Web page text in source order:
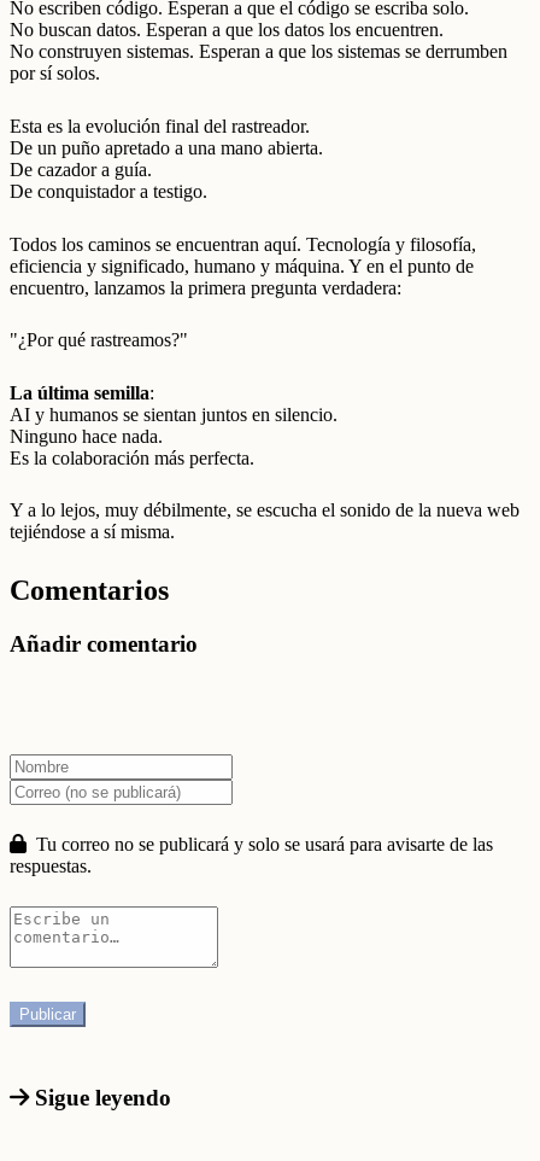
No escriben código. Esperan a que el código se escriba solo.
No buscan datos. Esperan a que los datos los encuentren.
No construyen sistemas. Esperan a que los sistemas se derrumben
por sí solos.
Esta es la evolución final del rastreador.
De un puño apretado a una mano abierta.
De cazador a guía.
De conquistador a testigo.
Todos los caminos se encuentran aquí. Tecnología y filosofía,
eficiencia y significado, humano y máquina. Y en el punto de
encuentro, lanzamos la primera pregunta verdadera:
"¿Por qué rastreamos?"
La última semilla:
AI y humanos se sientan juntos en silencio.
Ninguno hace nada.
Es la colaboración más perfecta.
Y a lo lejos, muy débilmente, se escucha el sonido de la nueva web
tejiéndose a sí misma.
Comentarios
Añadir comentario
Tu correo no se publicará y solo se usará para avisarte de las
respuestas.
Sigue leyendo